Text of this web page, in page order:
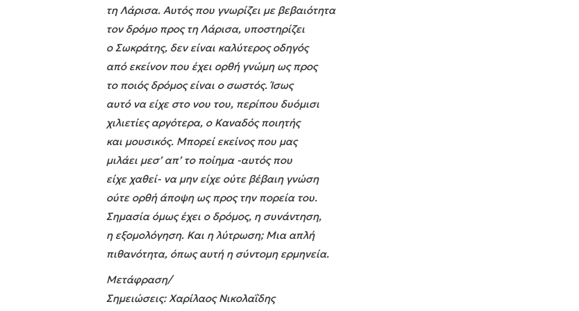
τη Λάρισα. Αυτός που γνωρίζει με βεβαιότητα
τον δρόμο προς τη Λάρισα, υποστηρίζει
ο Σωκράτης, δεν είναι καλύτερος οδηγός
από εκείνον που έχει ορθή γνώμη ως προς
το ποιός δρόμος είναι ο σωστός. Ίσως
αυτό να είχε στο νου του, περίπου δυόμισι
χιλιετίες αργότερα, ο Καναδός ποιητής
και μουσικός. Μπορεί εκείνος που μας
μιλάει μεσ’ απ’ το ποίημα -αυτός που
είχε χαθεί- να μην είχε ούτε βέβαιη γνώση
ούτε ορθή άποψη ως προς την πορεία του.
Σημασία όμως έχει ο δρόμος, η συνάντηση,
η εξομολόγηση. Και η λύτρωση; Μια απλή
πιθανότητα, όπως αυτή η σύντομη ερμηνεία.
Μετάφραση/
Σημειώσεις: Χαρίλαος Νικολαΐδης